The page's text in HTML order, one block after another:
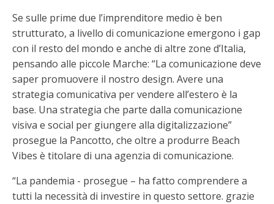
Se sulle prime due l’imprenditore medio è ben
strutturato, a livello di comunicazione emergono i gap
con il resto del mondo e anche di altre zone d’Italia,
pensando alle piccole Marche: “La comunicazione deve
saper promuovere il nostro design. Avere una
strategia comunicativa per vendere all’estero è la
base. Una strategia che parte dalla comunicazione
visiva e social per giungere alla digitalizzazione”
prosegue la Pancotto, che oltre a produrre Beach
Vibes è titolare di una agenzia di comunicazione.
“La pandemia - prosegue – ha fatto comprendere a
tutti la necessità di investire in questo settore. grazie